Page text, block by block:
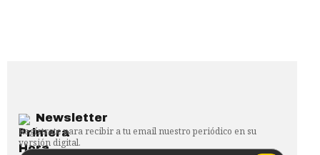
Newsletter
Regístrate para recibir a tu email nuestro periódico en su
versión digital.